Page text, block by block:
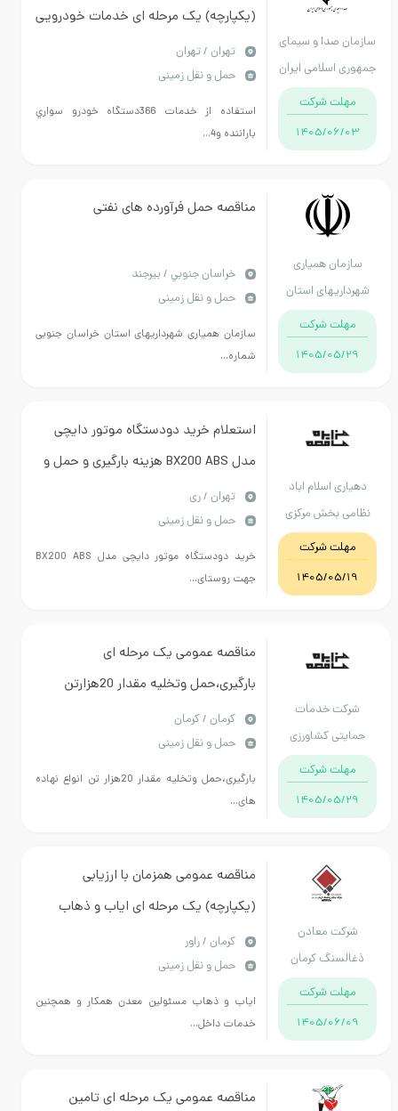
سازمان صدا و سیمای
جمهوری اسلامی ایران
مهلت شرکت
1405/06/03
(یکپارچه) یک مرحله ای خدمات خودرویی
مراکز استانها
تهران / تهران
حمل و نقل زمینی
استفاده از خدمات 366دستگاه خودرو سواري
باراننده و4...
سازمان همیاری
شهرداریهای استان
خراسان جنوبی
مهلت شرکت
1405/05/29
مناقصه حمل فرآورده های نفتی
خراسان جنوبي / بیرجند
حمل و نقل زمینی
سازمان همیاری شهرداریهای استان خراسان جنوبی
شماره...
دهیاری اسلام اباد
نظامی بخش مرکزی
شهرستان ری
مهلت شرکت
1405/05/19
استعلام خرید دودستگاه موتور دایچی
مدل BX200 ABS هزینه بارگیری و حمل و
نقل و تخلیه درب دهیاری و هزینه نقل و
انتقال سند مالکیت به عهده فروشنده می
باشد
تهران / ری
حمل و نقل زمینی
خرید دودستگاه موتور دایچی مدل BX200 ABS
جهت روستای...
شرکت خدمات
حمایتی کشاورزی
استان کرمان
مهلت شرکت
1405/05/29
مناقصه عمومی یک مرحله ای
بارگیری،حمل وتخلیه مقدار 20هزارتن
انواع نهاده های کشاورزی
كرمان / کرمان
حمل و نقل زمینی
بارگیری،حمل وتخلیه مقدار 20هزار تن انواع نهاده
های...
شرکت معادن
ذغالسنگ کرمان
مهلت شرکت
1405/06/09
مناقصه عمومی همزمان با ارزیابی
(یکپارچه) یک مرحله ای ایاب و ذهاب
مسئولين معدن همكار و همچنين خدمات
داخلي معدن همكار
كرمان / راور
حمل و نقل زمینی
ایاب و ذهاب مسئولين معدن همكار و همچنين
خدمات داخل...
مناقصه عمومی یک مرحله ای تامین